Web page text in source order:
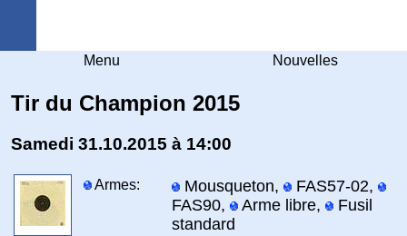
Menu Nouvelles
Tir du Champion 2015
Samedi 31.10.2015 à 14:00
Armes: Mousqueton,
FAS57-02,
FAS90,
Arme libre,
Fusil
standard